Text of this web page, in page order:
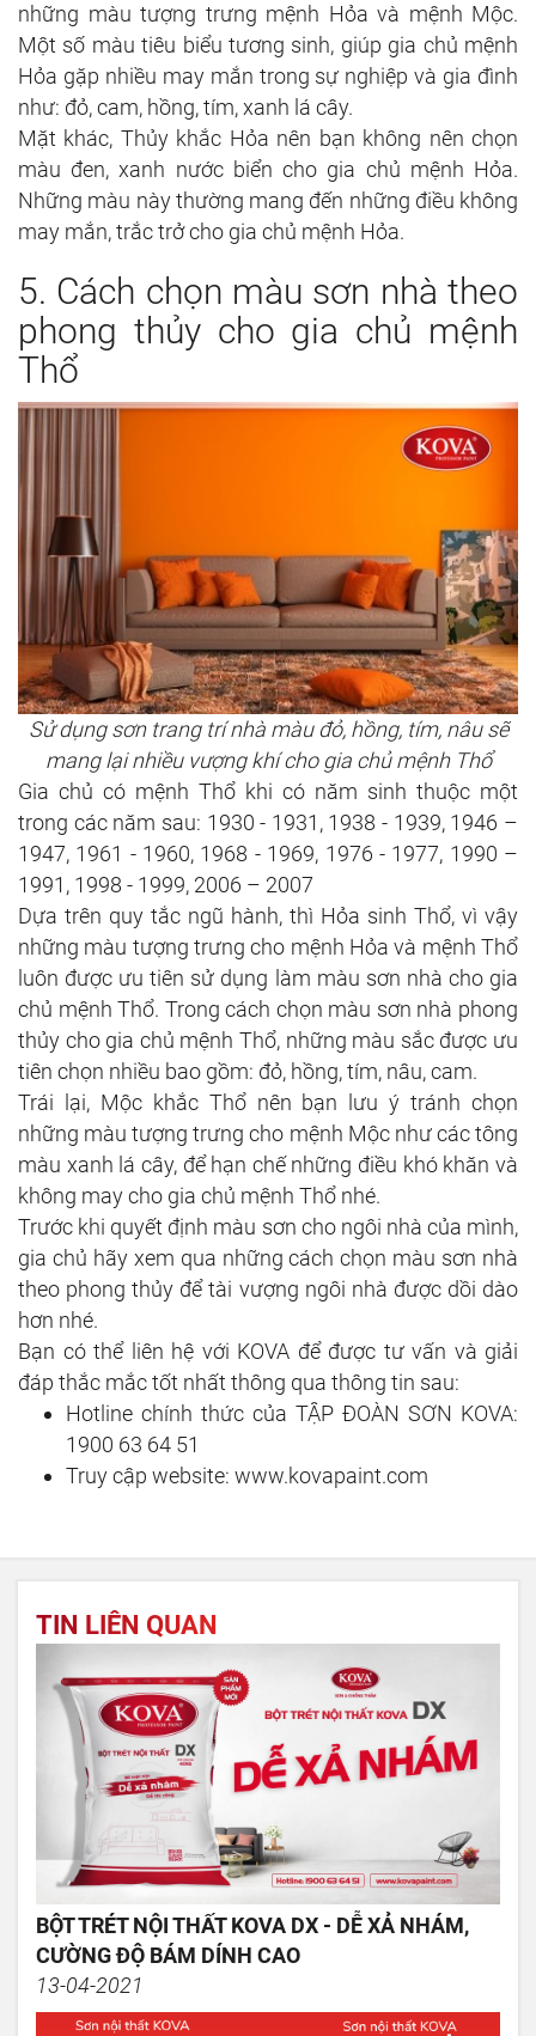
những màu tượng trưng mệnh Hỏa và mệnh Mộc.
Một số màu tiêu biểu tương sinh, giúp gia chủ mệnh
Hỏa gặp nhiều may mắn trong sự nghiệp và gia đình
như: đỏ, cam, hồng, tím, xanh lá cây.
Mặt khác, Thủy khắc Hỏa nên bạn không nên chọn
màu đen, xanh nước biển cho gia chủ mệnh Hỏa.
Những màu này thường mang đến những điều không
may mắn, trắc trở cho gia chủ mệnh Hỏa.
5. Cách chọn màu sơn nhà theo
phong thủy cho gia chủ mệnh
Thổ
Sử dụng sơn trang trí nhà màu đỏ, hồng, tím, nâu sẽ
mang lại nhiều vượng khí cho gia chủ mệnh Thổ
Gia chủ có mệnh Thổ khi có năm sinh thuộc một
trong các năm sau: 1930 - 1931, 1938 - 1939, 1946 –
1947, 1961 - 1960, 1968 - 1969, 1976 - 1977, 1990 –
1991, 1998 - 1999, 2006 – 2007
Dựa trên quy tắc ngũ hành, thì Hỏa sinh Thổ, vì vậy
những màu tượng trưng cho mệnh Hỏa và mệnh Thổ
luôn được ưu tiên sử dụng làm màu sơn nhà cho gia
chủ mệnh Thổ. Trong cách chọn màu sơn nhà phong
thủy cho gia chủ mệnh Thổ, những màu sắc được ưu
tiên chọn nhiều bao gồm: đỏ, hồng, tím, nâu, cam.
Trái lại, Mộc khắc Thổ nên bạn lưu ý tránh chọn
những màu tượng trưng cho mệnh Mộc như các tông
màu xanh lá cây, để hạn chế những điều khó khăn và
không may cho gia chủ mệnh Thổ nhé.
Trước khi quyết định màu sơn cho ngôi nhà của mình,
gia chủ hãy xem qua những cách chọn màu sơn nhà
theo phong thủy để tài vượng ngôi nhà được dồi dào
hơn nhé.
Bạn có thể liên hệ với KOVA để được tư vấn và giải
đáp thắc mắc tốt nhất thông qua thông tin sau:
Hotline chính thức của TẬP ĐOÀN SƠN KOVA:
1900 63 64 51
Truy cập website: www.kovapaint.com
TIN LIÊN QUAN
BỘT TRÉT NỘI THẤT KOVA DX - DỄ XẢ NHÁM,
CƯỜNG ĐỘ BÁM DÍNH CAO
13-04-2021